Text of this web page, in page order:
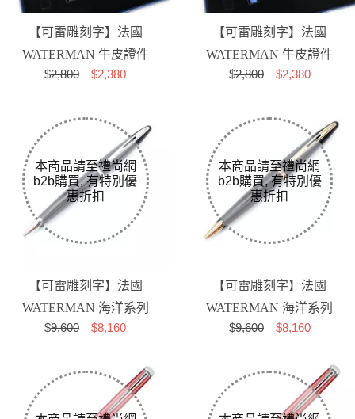
【可雷雕刻字】法國
WATERMAN 牛皮證件
卡夾+黑色雅律鋼筆禮盒
$2,800 $2,380
【可雷雕刻字】法國
WATERMAN 牛皮證件
卡夾+藍色雅律鋼筆禮盒
$2,800$2,380
【可雷雕刻字】法國
WATERMAN 海洋系列
麗雅黑白夾 原子筆
$9,600 $8,160
【可雷雕刻字】法國
WATERMAN 海洋系列
麗雅黑金夾 原子筆
$9,600$8,160